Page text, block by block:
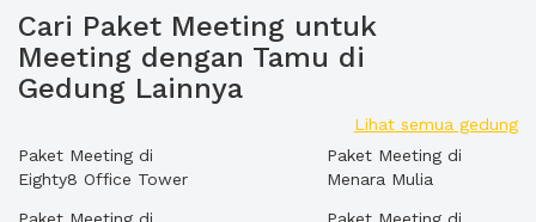
Cari Paket Meeting untuk
Meeting dengan Tamu di
Gedung Lainnya
Lihat semua gedung
Paket Meeting di
Eighty8 Office Tower
Paket Meeting di
Menara Mulia